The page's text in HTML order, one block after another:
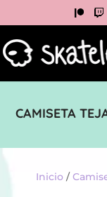
CAMISETA
Inicio/